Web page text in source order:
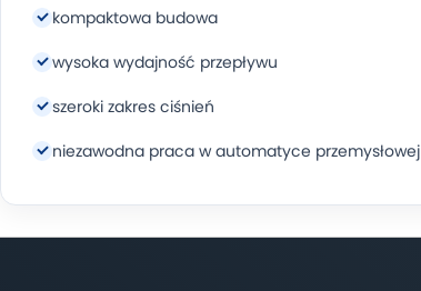
kompaktowa budowa
wysoka wydajność przepływu
szeroki zakres ciśnień
niezawodna praca w automatyce przemysłowej